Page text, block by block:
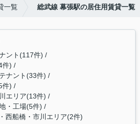
一覧 総武線 幕張駅の居住用賃貸一覧
ント(117件)
件)
ナント(33件)
件)
エリア(13件)
・工場(5件)
西船橋・市川エリア(2件)